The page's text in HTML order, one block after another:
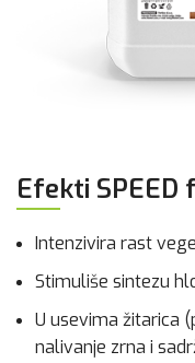
Efekti
Intenzivira rast
Stimuliše sintezu
U usevima žitarica
nalivanje zrna i